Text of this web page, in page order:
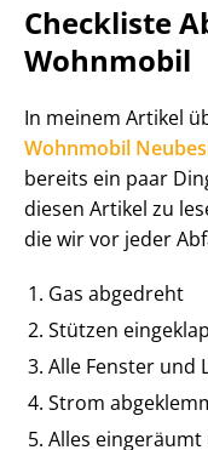
Checkliste
Wohnmobil
In meinem Artikel
Wohnmobil
bereits ein paar
diesen Artikel zu
die wir vor jeder
Gas abgedreht
Stützen
Alle Fenster und
Strom
Alles